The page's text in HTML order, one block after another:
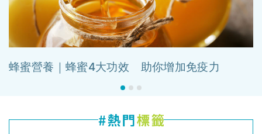
蜂蜜營養｜蜂蜜4大功效 助你增加免疫力